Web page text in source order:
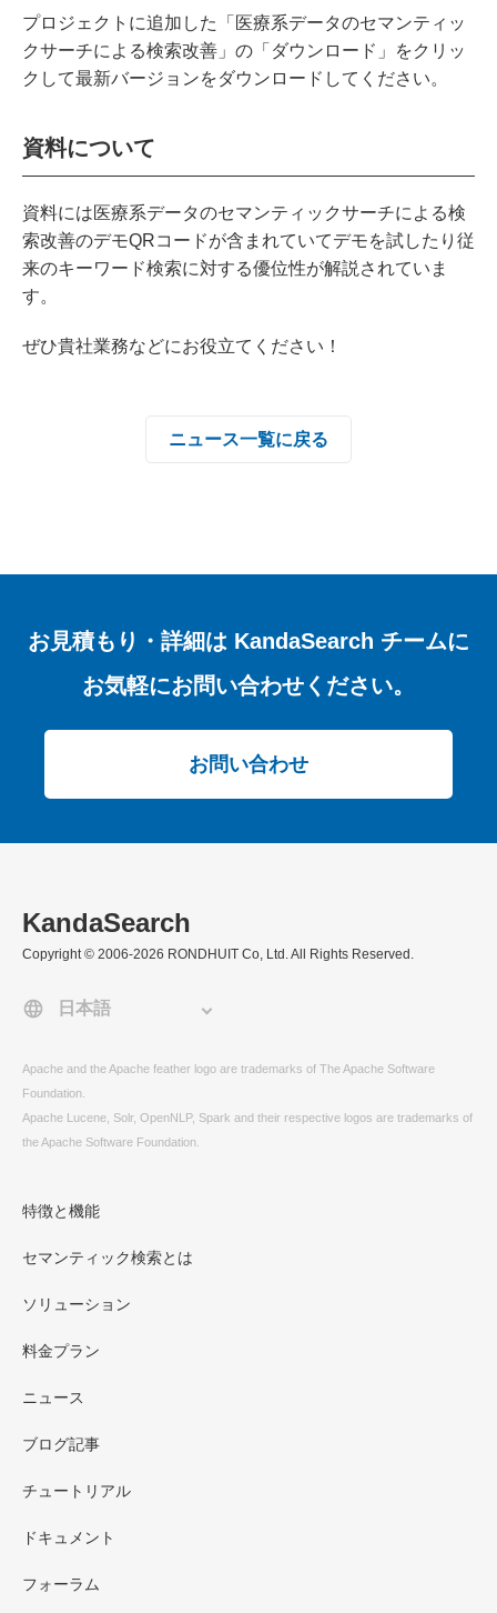
プロジェクトに追加した「医療系データのセマンティッ
クサーチによる検索改善」の「ダウンロード」をクリッ
クして最新バージョンをダウンロードしてください。
資料について
資料には医療系データのセマンティックサーチによる検
索改善のデモQRコードが含まれていてデモを試したり従
来のキーワード検索に対する優位性が解説されていま
す。
ぜひ貴社業務などにお役立てください！
ニュース一覧に戻る
お見積もり・詳細は KandaSearch チームに
お気軽にお問い合わせください。
お問い合わせ
KandaSearch
Copyright © 2006-2026 RONDHUIT Co, Ltd. All Rights Reserved.
Apache and the Apache feather logo are trademarks of The Apache Software
Foundation.
Apache Lucene, Solr, OpenNLP, Spark and their respective logos are trademarks of
the Apache Software Foundation.
特徴と機能
セマンティック検索とは
ソリューション
料金プラン
ニュース
ブログ記事
チュートリアル
ドキュメント
フォーラム